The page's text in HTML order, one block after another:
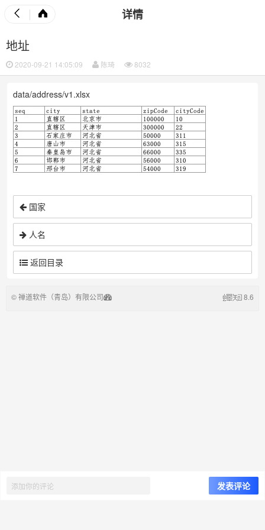
详情
地址
2020-09-21 14:05:09 陈琦 8032
data/address/v1.xlsx
国家
人名
返回目录
©禅道软件（青岛）有限公司 8.6